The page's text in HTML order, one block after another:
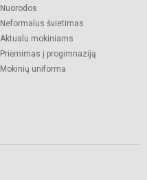
Nuorodos
Neformalus švietimas
Aktualu mokiniams
Priėmimas į progimnaziją
Mokinių uniforma